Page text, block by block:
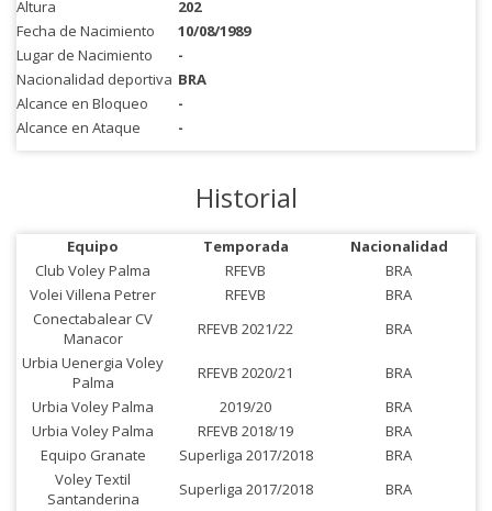
Altura
202
Fecha de Nacimiento
10/08/1989
Lugar de Nacimiento
-
Nacionalidad deportiva BRA
Alcance en Bloqueo
-
Alcance en Ataque
-
Historial
Equipo Temporada
Nacionalidad
Club Voley Palma
RFEVB
BRA
Volei Villena Petrer
RFEVB
BRA
Conectabalear CV
Manacor
RFEVB 2021/22
BRA
Urbia Uenergia Voley
Palma
RFEVB 2020/21
BRA
Urbia Voley Palma
2019/20
BRA
Urbia Voley Palma
RFEVB 2018/19
BRA
Equipo Granate
Superliga 2017/2018
BRA
Voley Textil
Santanderina
Superliga 2017/2018 BRA